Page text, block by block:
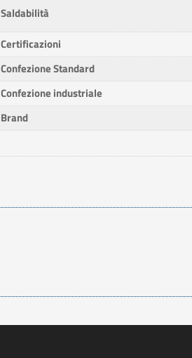
Saldabilità
Certificazioni
Confezione Standard
Confezione industriale
Brand